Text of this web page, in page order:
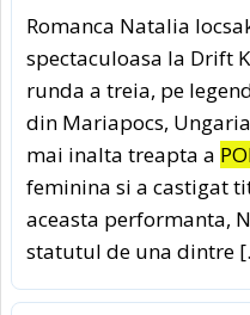
Romanca Natalia
spectaculoasa la Drift
runda a treia, pe
din Mariapocs,
mai inalta treapta a
feminina si a castigat
aceasta performanta,
statutul de una dintre